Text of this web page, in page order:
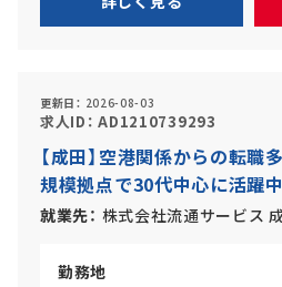
更新日 2026-08-03
求人ID AD1210739293
【成田】空港関係からの転職
規模拠点で30代中心に活躍中
就業先 株式会社流通サービス
勤務地